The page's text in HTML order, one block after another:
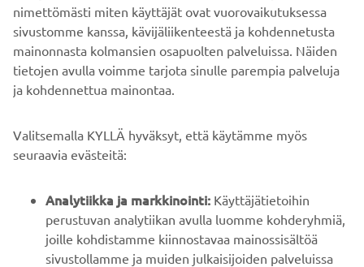
YRITYS
B2B
YAMAHA MUUALLA
ASIAKASTUKI
nimettömästi miten käyttäjät ovat vuorovaikutuksessa
sivustomme kanssa, kävijäliikenteestä ja kohdennetusta
mainonnasta kolmansien osapuolten palveluissa. Näiden
tietojen avulla voimme tarjota sinulle parempia palveluja
ja kohdennettua mainontaa.
Valitsemalla KYLLÄ hyväksyt, että käytämme myös
seuraavia evästeitä:
Analytiikka ja markkinointi: Käyttäjätietoihin
perustuvan analytiikan avulla luomme kohderyhmiä,
joille kohdistamme kiinnostavaa mainossisältöä
sivustollamme ja muiden julkaisijoiden palveluissa